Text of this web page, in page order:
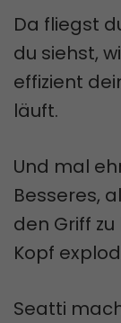
Da fliegst
du siehst,
effizient
läuft.
Und mal
Besseres,
den Griff
Kopf
Seatti